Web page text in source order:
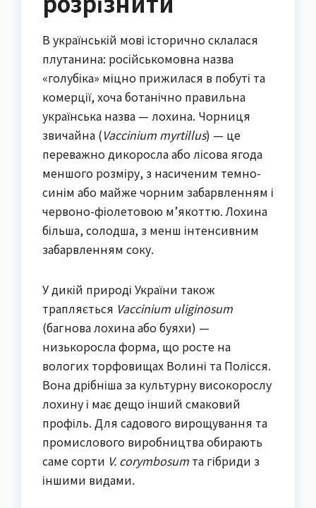
В українській мові історично склалася
плутанина: російськомовна назва
«голубіка» міцно прижилася в побуті та
комерції, хоча ботанічно правильна
українська назва — лохина. Чорниця
звичайна (Vaccinium myrtillus) — це
переважно дикоросла або лісова ягода
меншого розміру, з насиченим темно-
синім або майже чорним забарвленням і
червоно-фіолетовою м’якоттю. Лохина
більша, солодша, з менш інтенсивним
забарвленням соку.
У дикій природі України також
трапляється Vaccinium uliginosum
(багнова лохина або буяхи) —
низькоросла форма, що росте на
вологих торфовищах Волині та Полісся.
Вона дрібніша за культурну високорослу
лохину і має дещо інший смаковий
профіль. Для садового вирощування та
промислового виробництва обирають
саме сорти V. corymbosum та гібриди з
іншими видами.